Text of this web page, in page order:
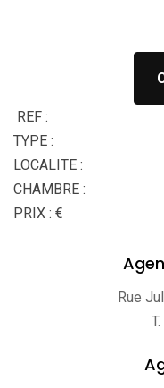
REF :
TYPE :
LOCALITE :
CHAMBRE :
PRIX : €
Rue